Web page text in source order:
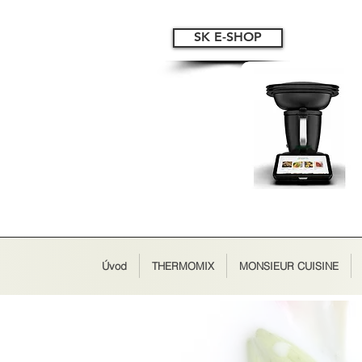
SK E-SHOP
Úvod THERMOMIX MONSIEUR CUISINE